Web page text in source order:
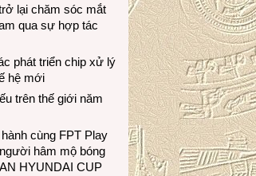
lại chăm sóc mắt
qua sự hợp tác
phát triển chip xử lý
hệ mới
trên thế giới năm
cùng FPT Play
hâm mộ bóng
HYUNDAI CUP